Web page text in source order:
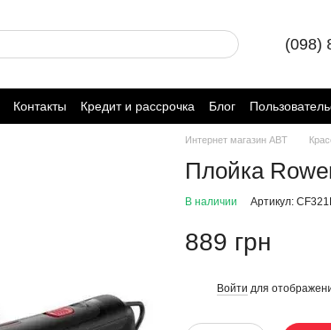
(098)
Контакты Кредит и рассрочка Блог
Интернет магазин ABT
Плойка
В наличии Артикул:
889 грн
Войти для